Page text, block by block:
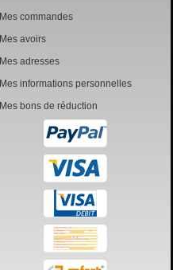
Mes commandes
Mes avoirs
Mes adresses
Mes informations personnelles
Mes bons de réduction